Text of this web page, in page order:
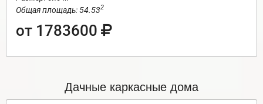
Общая площадь: 54.532
от 1783600
Дачные каркасные дома